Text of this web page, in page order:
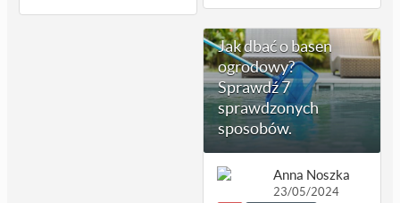
Jak dbać o basen
ogrodowy?
Sprawdź 7
sprawdzonych
sposobów.
Anna Noszka
23/05/2024